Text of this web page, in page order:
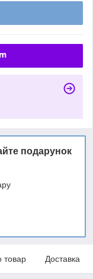
подарунок
товар Доставка